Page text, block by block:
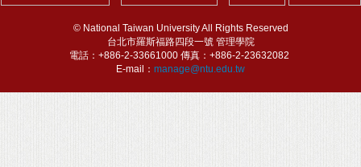
© National Taiwan University All Rights Reserved
台北市羅斯福路四段一號 管理學院
電話：+886-2-33661000 傳真：+886-2-23632082
E-mail： manage@ntu.edu.tw